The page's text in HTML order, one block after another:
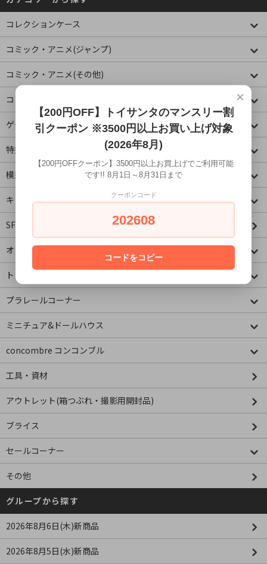
コレクションケース
コミック・アニメ(ジャンプ)
コミック・アニメ(その他)
コミック・アニメ(ラノベ系)
ゲームキャラクター
特撮・ヒーロー
模型・ミニチュア
キャラクター
SF・映画・アメコミ
オリジナル
トミカコーナー
プラレールコーナー
ミニチュア&ドールハウス
concombre コンコンブル
工具・資材
アウトレット(箱つぶれ・撮影用開封品)
ブライス
セールコーナー
その他
グループから探す
2026年8月6日(木)新商品
2026年8月5日(水)新商品
×
【200円OFF】トイサンタのマンスリー割
引クーポン ※3500円以上お買い上げ対象
(2026年8月)
【200円OFFクーポン】3500円以上お買上げでご利用可能
です!! 8月1日～8月31日まで
クーポンコード
202608
コードをコピー